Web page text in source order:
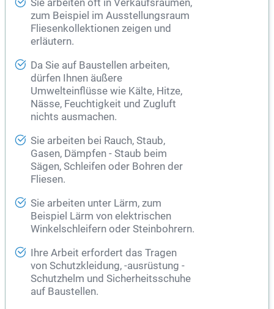
Sie arbeiten oft in Verkaufsräumen,
zum Beispiel im Ausstellungsraum
Fliesenkollektionen zeigen und
erläutern.
Da Sie auf Baustellen arbeiten,
dürfen Ihnen äußere
Umwelteinflüsse wie Kälte, Hitze,
Nässe, Feuchtigkeit und Zugluft
nichts ausmachen.
Sie arbeiten bei Rauch, Staub,
Gasen, Dämpfen - Staub beim
Sägen, Schleifen oder Bohren der
Fliesen.
Sie arbeiten unter Lärm, zum
Beispiel Lärm von elektrischen
Winkelschleifern oder Steinbohrern.
Ihre Arbeit erfordert das Tragen
von Schutzkleidung, -ausrüstung -
Schutzhelm und Sicherheitsschuhe
auf Baustellen.